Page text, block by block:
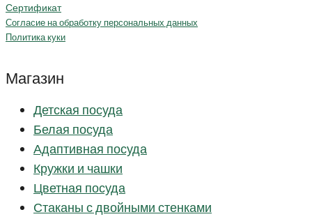
Сертификат
Согласие на обработку персональных данных
Политика куки
Магазин
Детская посуда
Белая посуда
Адаптивная посуда
Кружки и чашки
Цветная посуда
Стаканы с двойными стенками